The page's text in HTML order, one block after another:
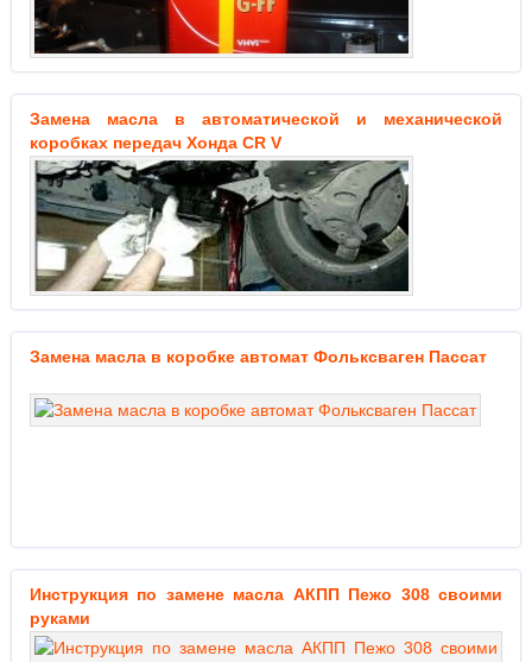
Замена масла в автоматической и механической
коробках передач Хонда CR V
Замена масла в коробке автомат Фольксваген Пассат
Инструкция по замене масла АКПП Пежо 308 своими
руками